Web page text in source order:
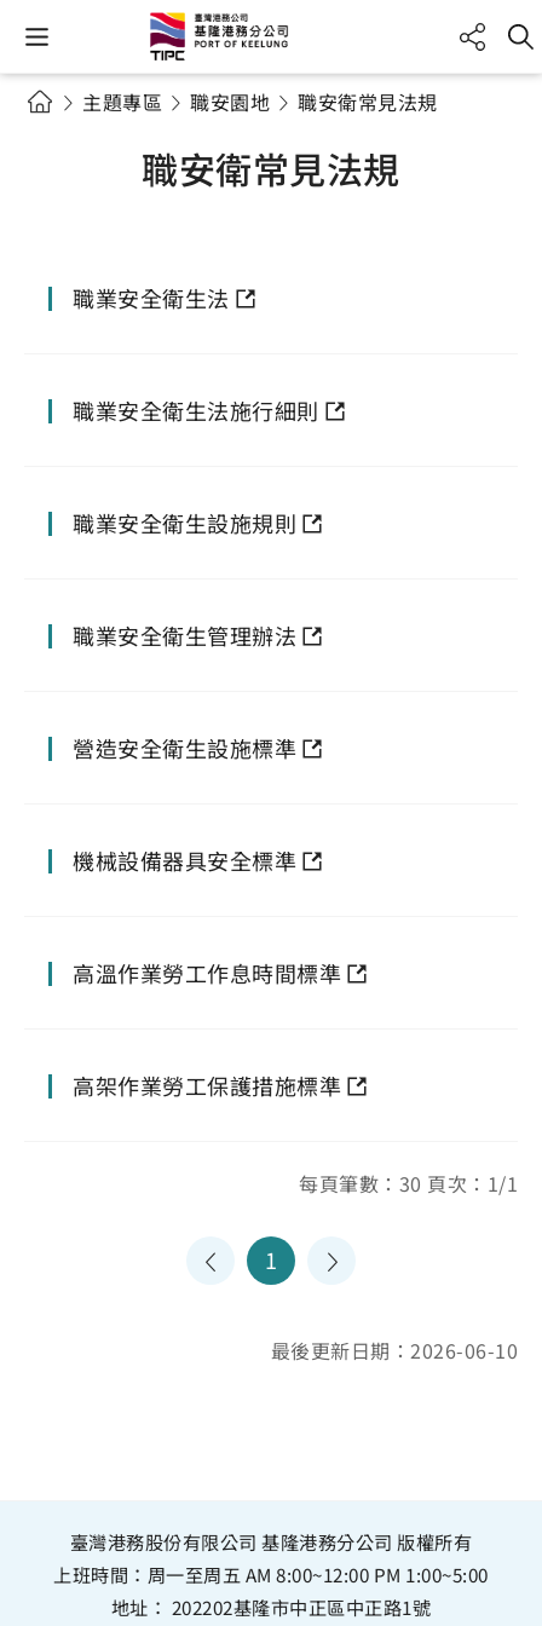
主題專區 職安園地 職安衛常見法規
職安衛常見法規
職業安全衛生法
職業安全衛生法施行細則
職業安全衛生設施規則
職業安全衛生管理辦法
營造安全衛生設施標準
機械設備器具安全標準
高溫作業勞工作息時間標準
高架作業勞工保護措施標準
每頁筆數：30 頁次：1/1
1
最後更新日期：2026-06-10
臺灣港務股份有限公司 基隆港務分公司 版權所有
上班時間：周一至周五 AM 8:00~12:00 PM 1:00~5:00
地址： 202202基隆市中正區中正路1號